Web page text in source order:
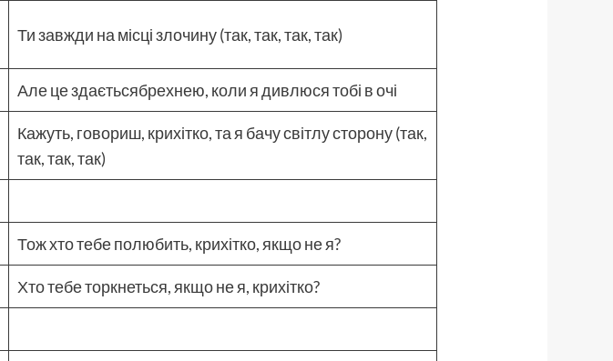
Ти завжди на місці злочину (так, так, так, так)
Але це здаєтьсябрехнею, коли я дивлюся тобі в очі
Кажуть, говориш, крихітко, та я бачу світлу сторону (так,
так, так, так)
Тож хто тебе полюбить, крихітко, якщо не я?
Хто тебе торкнеться, якщо не я, крихітко?